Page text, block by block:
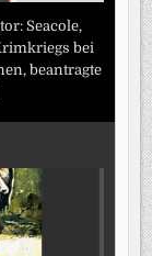
Seacole,
bei
beantragte